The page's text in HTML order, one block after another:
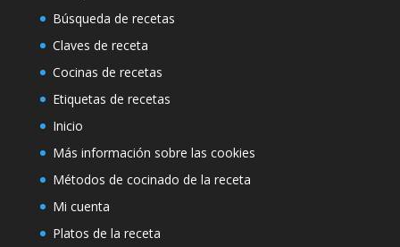
Búsqueda de recetas
Claves de receta
Cocinas de recetas
Etiquetas de recetas
Inicio
Más información sobre las cookies
Métodos de cocinado de la receta
Mi cuenta
Platos de la receta